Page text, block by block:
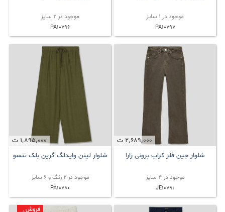
موجود در 1 سایز
PA10797
موجود در 2 سایز
PA10796
2٬689٬000 ت
شلوار جین فلر کراپ برونی زارا
موجود در 4 سایز
JE10791
1٬895٬000 ت
شلوار لینن وایدلگ گرین بلک تنسو
موجود در 2 رنگ و 6 سایز
PA10780